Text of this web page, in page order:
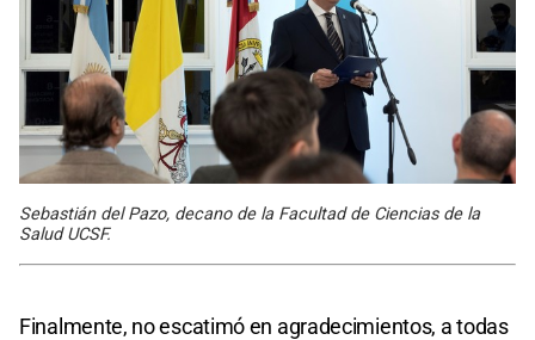
Sebastián del Pazo, decano de la Facultad de Ciencias de la
Salud UCSF.
Finalmente, no escatimó en agradecimientos, a todas